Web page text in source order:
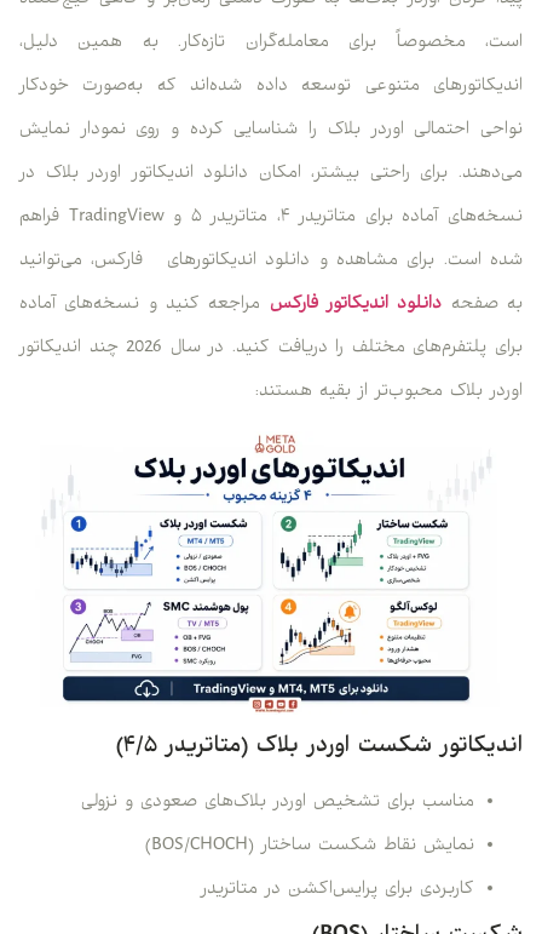
است، مخصوصاً برای معامله‌گران تازه‌کار. به همین دلیل،
اندیکاتورهای متنوعی توسعه داده شده‌اند که به‌صورت خودکار
نواحی احتمالی اوردر بلاک را شناسایی کرده و روی نمودار نمایش
می‌دهند. برای راحتی بیشتر، امکان دانلود اندیکاتور اوردر بلاک در
نسخه‌های آماده برای متاتریدر ۴، متاتریدر ۵ و TradingView فراهم
شده است. برای مشاهده و دانلود اندیکاتورهای فارکس، می‌توانید
به صفحه دانلود اندیکاتور فارکس مراجعه کنید و نسخه‌های آماده
برای پلتفرم‌های مختلف را دریافت کنید. در سال 2026 چند اندیکاتور
اوردر بلاک محبوب‌تر از بقیه هستند:
اندیکاتور شکست اوردر بلاک (متاتریدر ۴/۵)
مناسب برای تشخیص اوردر بلاک‌های صعودی و نزولی
نمایش نقاط شکست ساختار (BOS/CHOCH)
کاربردی برای پرایس‌اکشن در متاتریدر